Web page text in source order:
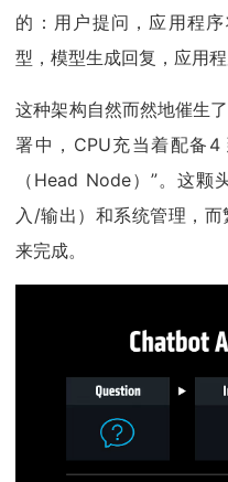
的：用户提问，应用程
型，模型生成回复，应用
这种架构自然而然地催生
署中，CPU充当着配备4
（Head Node）”。这
入/输出）和系统管理，
来完成。